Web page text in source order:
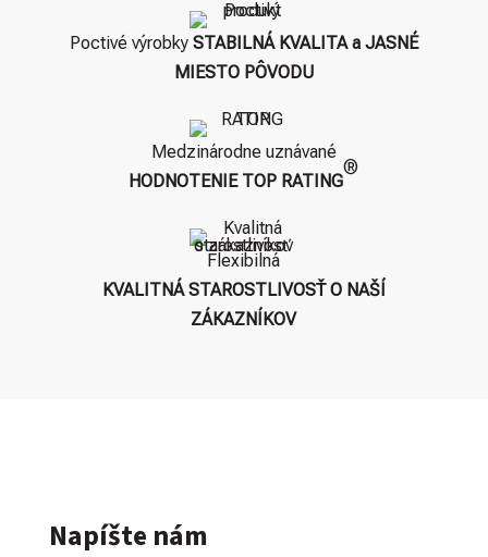
Poctivé výrobkySTABILNÁ KVALITA a JASNÉ
MIESTO PÔVODU
Medzinárodne uznávané
HODNOTENIE TOP RATING
®
Flexibilná
KVALITNÁ STAROSTLIVOSŤ O NAŠÍ
ZÁKAZNÍKOV
Napíšte nám